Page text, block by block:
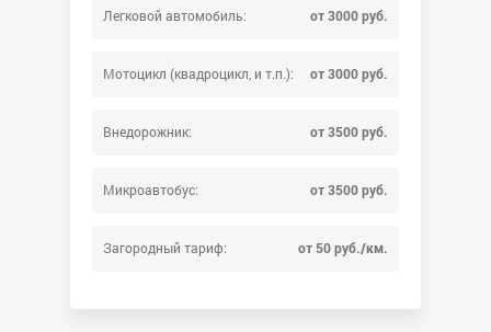
Легковой автомобиль: от 3000 руб.
Мотоцикл (квадроцикл, и т.п.): от 3000 руб.
Внедорожник: от 3500 руб.
Микроавтобус: от 3500 руб.
Загородный тариф: от 50 руб./км.